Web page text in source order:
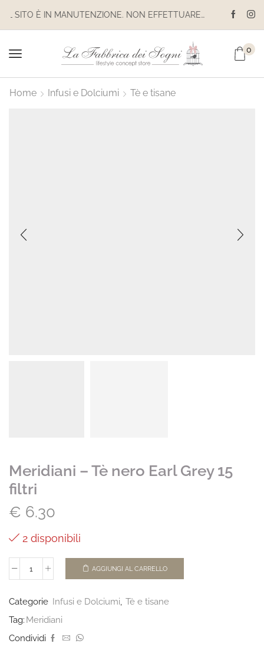
IL SITO È IN MANUTENZIONE. NON EFFETTUARE ACQUISTI. LE SPEDIZIONI SONO SOSPESE
0
Home Infusi e Dolciumi Tè e tisane
Meridiani – Tè nero Earl Grey 15
filtri
€ 6.30
2 disponibili
AGGIUNGI AL CARRELLO
Categorie Infusi e Dolciumi Tè e tisane
Tag: Meridiani
Condividi